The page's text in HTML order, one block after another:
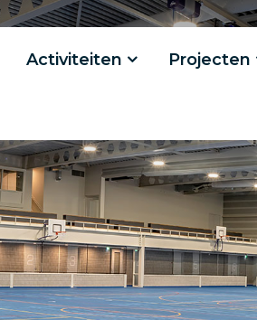
Activiteiten Projecten